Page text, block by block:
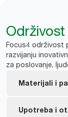
Održivost
Focus4 održivost
razvijanju
za poslovanje,
Materijali i
FSC®
Upotreba i